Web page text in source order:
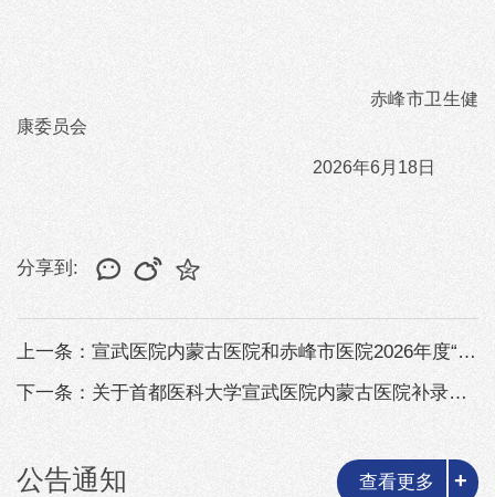
赤峰市卫生健
康委员会
2026年6月18日
分享到:
上一条：宣武医院内蒙古医院和赤峰市医院2026年度“绿色通道”引进急需紧缺...
下一条：关于首都医科大学宣武医院内蒙古医院补录科研助理及体检有关事宜的公告
公告通知 查看更多 +